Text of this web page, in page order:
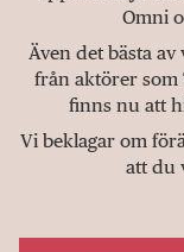
Omni
Även det bästa
från aktörer som
finns nu att
Vi beklagar om
att du